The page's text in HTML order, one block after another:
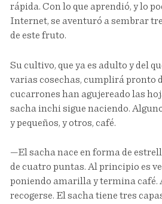
rápida. Con lo que aprendió, y lo
Internet, se aventuró a sembrar
de este fruto.
Su cultivo, que ya es adulto y del
varias cosechas, cumplirá pronto
cucarrones han agujereado las
sacha inchi sigue naciendo.
y pequeños, y otros, café.
—El sacha nace en forma de
de cuatro puntas. Al principio es
poniendo amarilla y termina café.
recogerse. El sacha tiene tres